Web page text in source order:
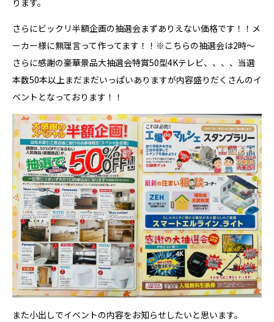
ります。
さらにビックリ半額企画の抽選会まずありえない価格です！！メ
ーカー様に無理言って作ってます！！※こちらの抽選会は2時〜
さらに感謝の豪華景品大抽選会特賞50型4Kテレビ、、、、当選
本数50本以上まだまだいっぱいありますが内容盛りだくさんのイ
ベントとなっております！！
また小出しでイベントの内容をお知らせしたいと思います。